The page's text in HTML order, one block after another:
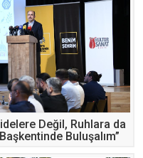
Değil, Ruhlara da
Buluşalım”